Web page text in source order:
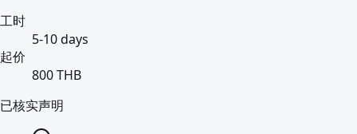
工时
5-10 days
起价
800 THB
已核实声明